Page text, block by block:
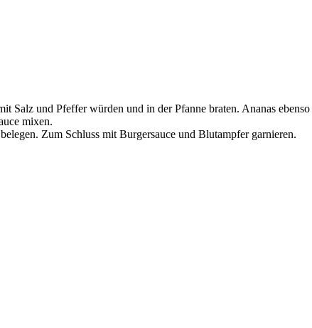
Salz und Pfeffer würden und in der Pfanne braten. Ananas
mixen.
Zum Schluss mit Burgersauce und Blutampfer garnieren.